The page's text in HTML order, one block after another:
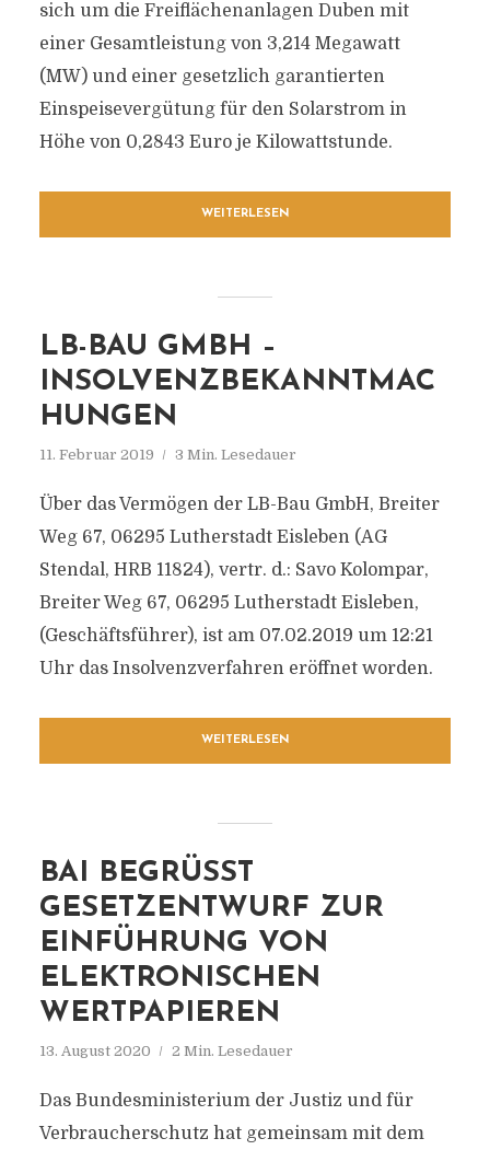
sich um die Freiflächenanlagen Duben mit
einer Gesamtleistung von 3,214 Megawatt
(MW) und einer gesetzlich garantierten
Einspeisevergütung für den Solarstrom in
Höhe von 0,2843 Euro je Kilowattstunde.
WEITERLESEN
LB-BAU GMBH –
INSOLVENZBEKANNTMAC
HUNGEN
11. Februar 2019 3 Min. Lesedauer
Über das Vermögen der LB-Bau GmbH, Breiter
Weg 67, 06295 Lutherstadt Eisleben (AG
Stendal, HRB 11824), vertr. d.: Savo Kolompar,
Breiter Weg 67, 06295 Lutherstadt Eisleben,
(Geschäftsführer), ist am 07.02.2019 um 12:21
Uhr das Insolvenzverfahren eröffnet worden.
WEITERLESEN
BAI BEGRÜSST G
ESETZENTWURF ZUR E
INFÜHRUNG VON E
LEKTRONISCHEN W
ERTPAPIEREN
13. August 2020 2 Min. Lesedauer
Das Bundesministerium der Justiz und für
Verbraucherschutz hat gemeinsam mit dem